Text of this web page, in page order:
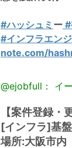
#ハッシュミ ー
#インフラエン
note.com/
@ejobfull： イ
【案件登録・
[インフラ]基
場所:大阪市内